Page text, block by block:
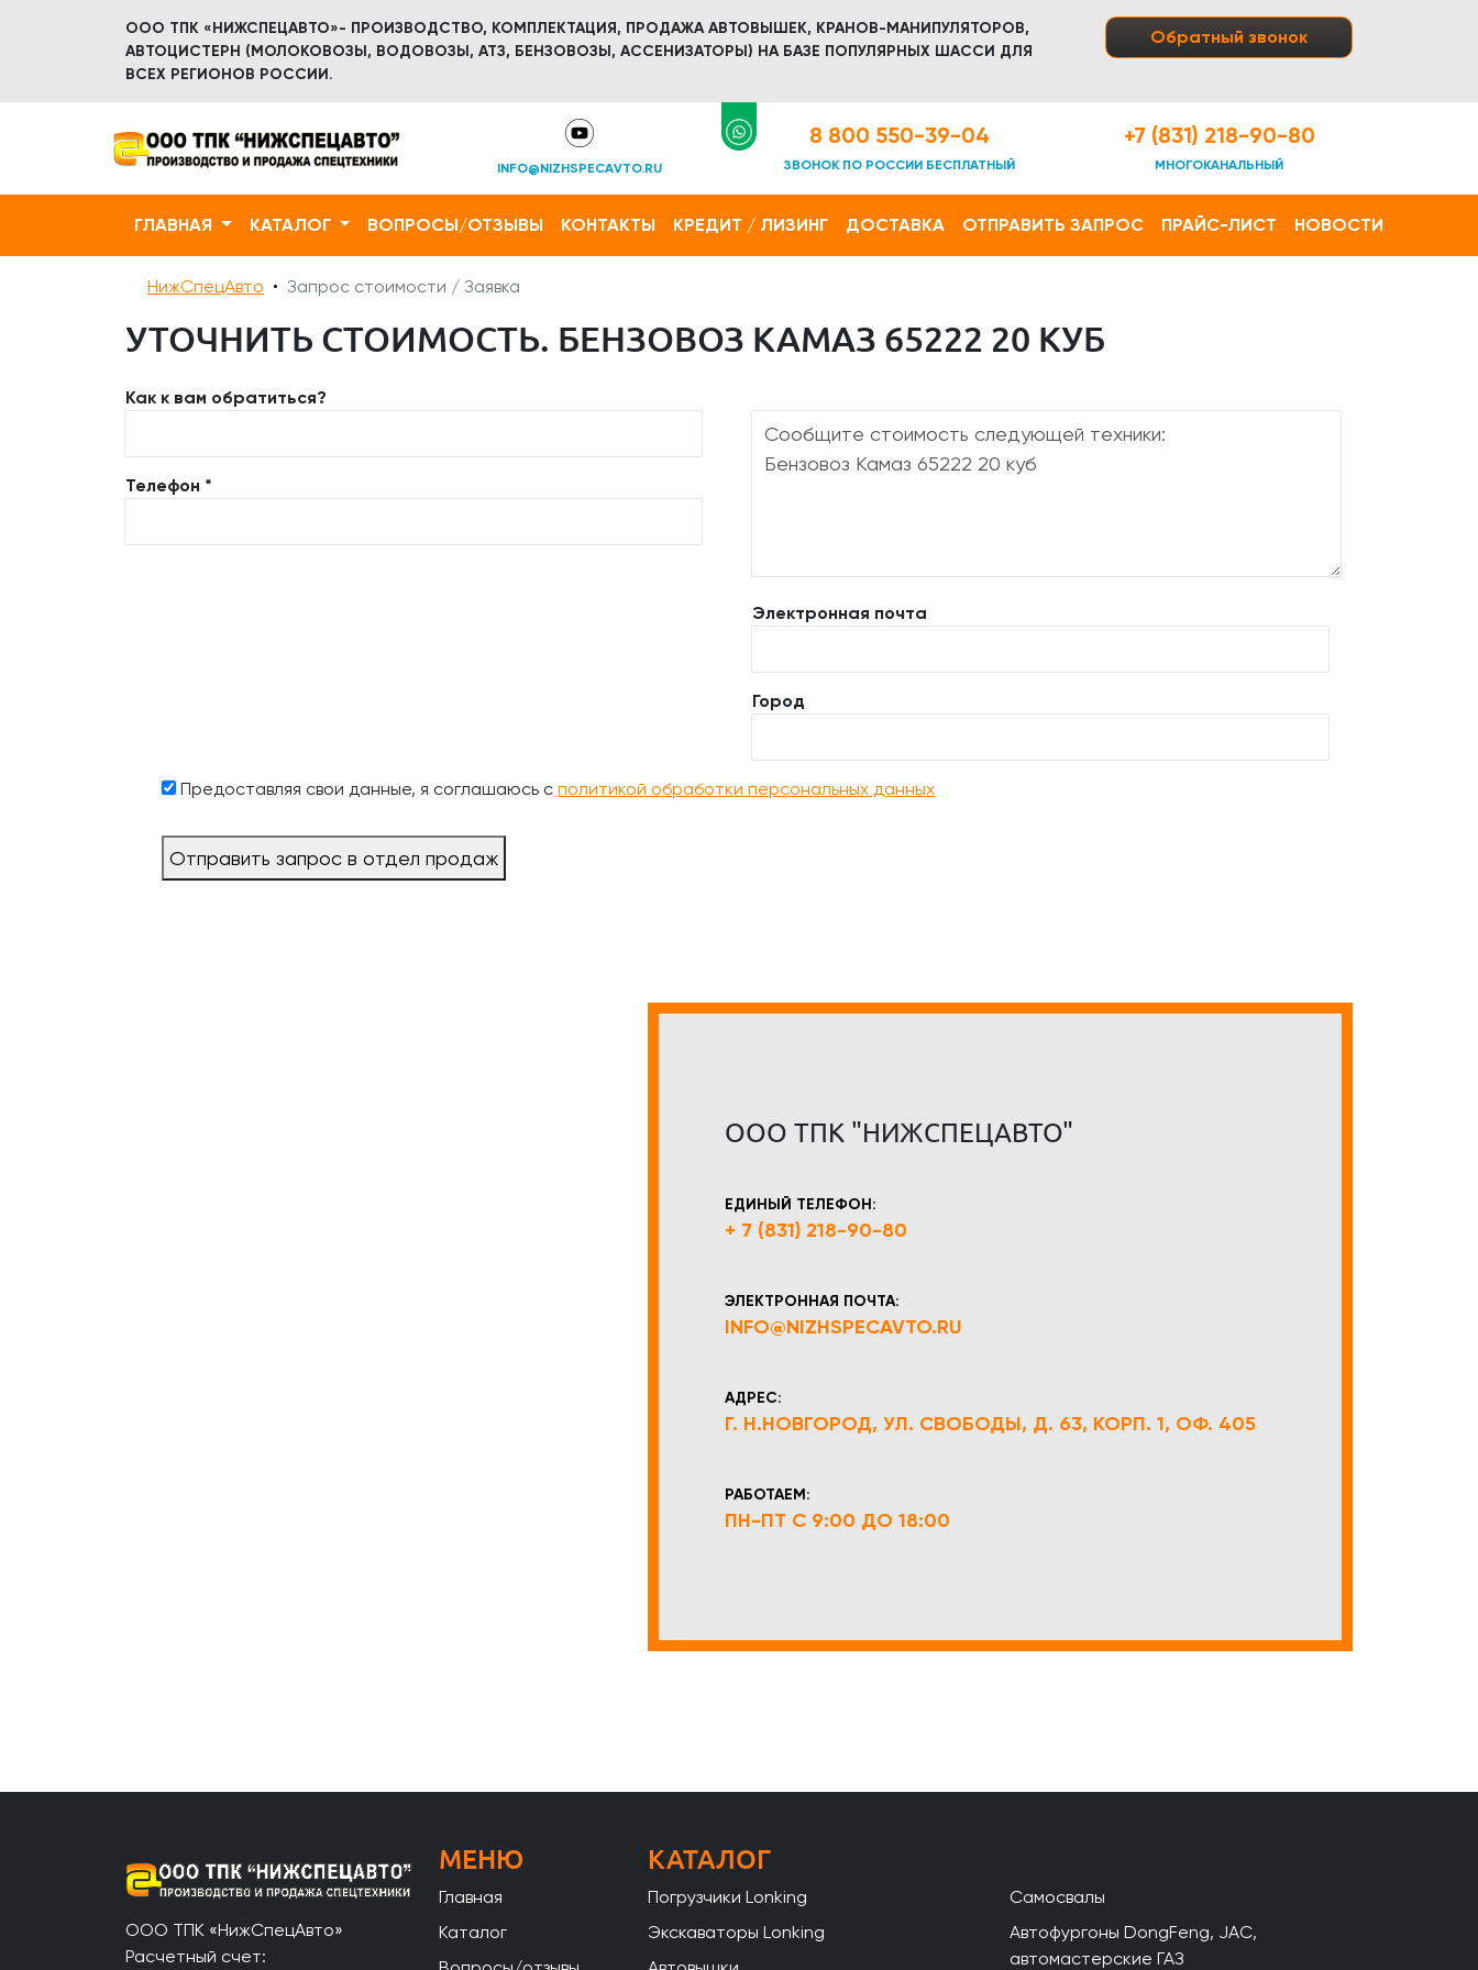
ООО ТПК «НИЖСПЕЦАВТО»- ПРОИЗВОДСТВО, КОМПЛЕКТАЦИЯ, ПРОДАЖА АВТОВЫШЕК, КРАНОВ-МАНИПУЛЯТОРОВ,
АВТОЦИСТЕРН (МОЛОКОВОЗЫ, ВОДОВОЗЫ, АТЗ, БЕНЗОВОЗЫ, АССЕНИЗАТОРЫ) НА БАЗЕ ПОПУЛЯРНЫХ ШАССИ ДЛЯ
ВСЕХ РЕГИОНОВ РОССИИ.
Обратный звонок
INFO@NIZHSPECAVTO.RU
8 800 550-39-04
ЗВОНОК ПО РОССИИ БЕСПЛАТНЫЙ
+7 (831) 218-90-80
МНОГОКАНАЛЬНЫЙ
ГЛАВНАЯ КАТАЛОГ ВОПРОСЫ/ОТЗЫВЫ КОНТАКТЫ КРЕДИТ / ЛИЗИНГ ДОСТАВКА ОТПРАВИТЬ ЗАПРОС ПРАЙС-ЛИСТ НОВОСТИ
НижСпецАвто Запрос стоимости / Заявка
УТОЧНИТЬ СТОИМОСТЬ. БЕНЗОВОЗ КАМАЗ 65222 20 КУБ
Как к вам обратиться?
Телефон *
Электронная почта
Город
Предоставляя свои данные, я соглашаюсь сполитикой обработки персональных данных
Отправить запрос в отдел продаж
ООО ТПК "НИЖСПЕЦАВТО"
ЕДИНЫЙ ТЕЛЕФОН:
+ 7 (831) 218-90-80
ЭЛЕКТРОННАЯ ПОЧТА:
INFO@NIZHSPECAVTO.RU
АДРЕС:
Г. Н.НОВГОРОД, УЛ. СВОБОДЫ, Д. 63, КОРП. 1, ОФ. 405
РАБОТАЕМ:
ПН-ПТ С 9:00 ДО 18:00
ООО ТПК «НижСпецАвто»
Расчетный счет:
МЕНЮ
Главная
Каталог
КАТАЛОГ
Погрузчики Lonking
Экскаваторы Lonking
Самосвалы
Автофургоны DongFeng, JAC,
автомастерские ГАЗ